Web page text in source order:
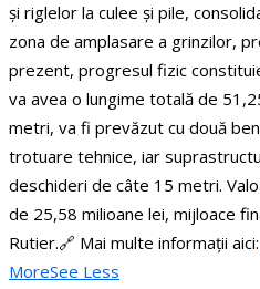
și riglelor la culee și pile,
zona de amplasare a grinzilor,
prezent, progresul fizic
va avea o lungime totală de
metri, va fi prevăzut cu două
trotuare tehnice, iar
deschideri de câte 15 metri.
de 25,58 milioane lei, mijloace
Rutier.🔗 Mai multe informații aici:
MoreSee Less